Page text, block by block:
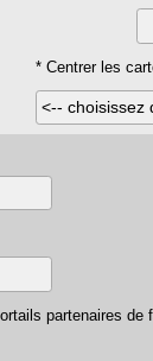
* Centrer les
partenaires